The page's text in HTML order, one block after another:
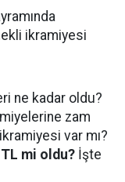
ikramiyesi
ne kadar oldu?
zam
var mı?
mi oldu? İşte